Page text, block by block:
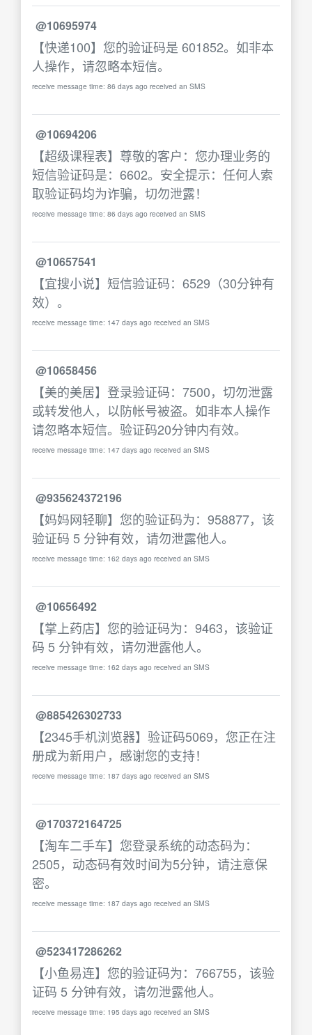
@10695974
【快递100】您的验证码是 601852。如非本
人操作，请忽略本短信。
receive message time: 86 days ago received an SMS
@10694206
【超级课程表】尊敬的客户：您办理业务的
短信验证码是：6602。安全提示：任何人索
取验证码均为诈骗，切勿泄露！
receive message time: 86 days ago received an SMS
@10657541
【宜搜小说】短信验证码：6529（30分钟有
效）。
receive message time: 147 days ago received an SMS
@10658456
【美的美居】登录验证码：7500，切勿泄露
或转发他人，以防帐号被盗。如非本人操作
请忽略本短信。验证码20分钟内有效。
receive message time: 147 days ago received an SMS
@935624372196
【妈妈网轻聊】您的验证码为：958877，该
验证码 5 分钟有效，请勿泄露他人。
receive message time: 162 days ago received an SMS
@10656492
【掌上药店】您的验证码为：9463，该验证
码 5 分钟有效，请勿泄露他人。
receive message time: 162 days ago received an SMS
@885426302733
【2345手机浏览器】验证码5069，您正在注
册成为新用户，感谢您的支持！
receive message time: 187 days ago received an SMS
@170372164725
【淘车二手车】您登录系统的动态码为：
2505，动态码有效时间为5分钟，请注意保
密。
receive message time: 187 days ago received an SMS
@523417286262
【小鱼易连】您的验证码为：766755，该验
证码 5 分钟有效，请勿泄露他人。
receive message time: 195 days ago received an SMS